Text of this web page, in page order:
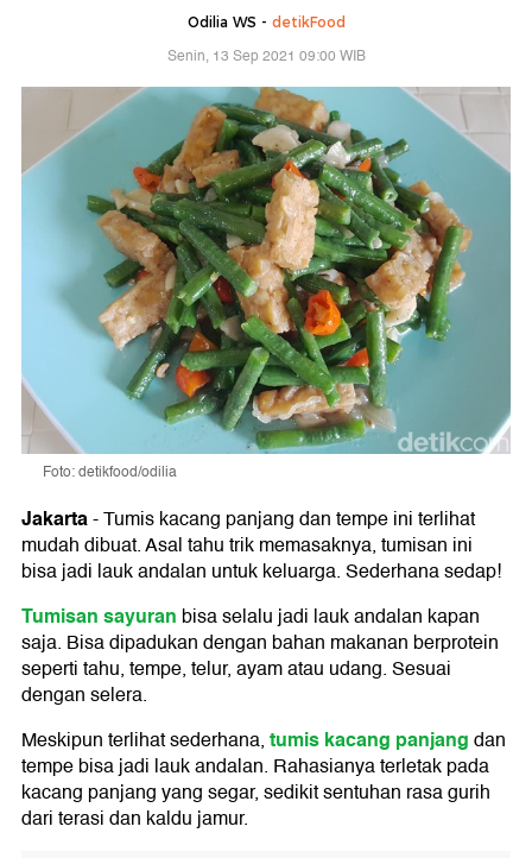
Odilia WS - detikFood
Senin, 13 Sep 2021 09:00 WIB
Foto: detikfood/odilia
Jakarta-Tumis kacang panjang dan tempe ini terlihat
mudah dibuat. Asal tahu trik memasaknya, tumisan ini
bisa jadi lauk andalan untuk keluarga. Sederhana sedap!
Tumisan sayuran bisa selalu jadi lauk andalan kapan
saja. Bisa dipadukan dengan bahan makanan berprotein
seperti tahu, tempe, telur, ayam atau udang. Sesuai
dengan selera.
Meskipun terlihat sederhana,tumis kacang panjangdan
tempe bisa jadi lauk andalan. Rahasianya terletak pada
kacang panjang yang segar, sedikit sentuhan rasa gurih
dari terasi dan kaldu jamur.